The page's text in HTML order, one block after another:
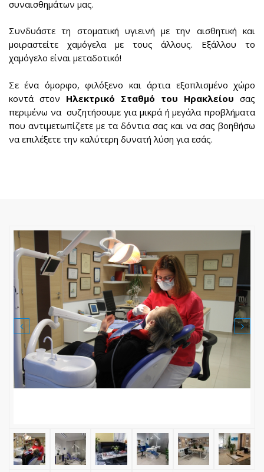
συναισθημάτων μας.
Συνδυάστε τη στοματική υγιεινή με την αισθητική και
μοιραστείτε χαμόγελα με τους άλλους. Εξάλλου το
χαμόγελο είναι μεταδοτικό!
Σε ένα όμορφο, φιλόξενο και άρτια εξοπλισμένο χώρο
κοντά στον Ηλεκτρικό Σταθμό του Ηρακλείου σας
περιμένω να συζητήσουμε για μικρά ή μεγάλα προβλήματα
που αντιμετωπίζετε με τα δόντια σας και να σας βοηθήσω
να επιλέξετε την καλύτερη δυνατή λύση για εσάς.